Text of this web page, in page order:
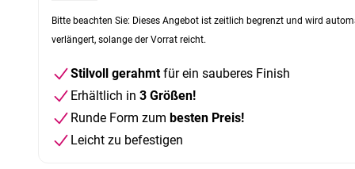
Bitte beachten Sie: Dieses Angebot ist zeitlich begrenzt und wird
verlängert, solange der Vorrat reicht.
Stilvoll gerahmtfür ein sauberes Finish
Erhältlich in 3 Größen!
Runde Form zum besten Preis!
Leicht zu befestigen